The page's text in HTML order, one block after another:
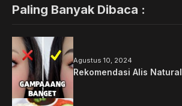
Paling Banyak Dibaca :
Agustus 10, 2024
Rekomendasi Alis